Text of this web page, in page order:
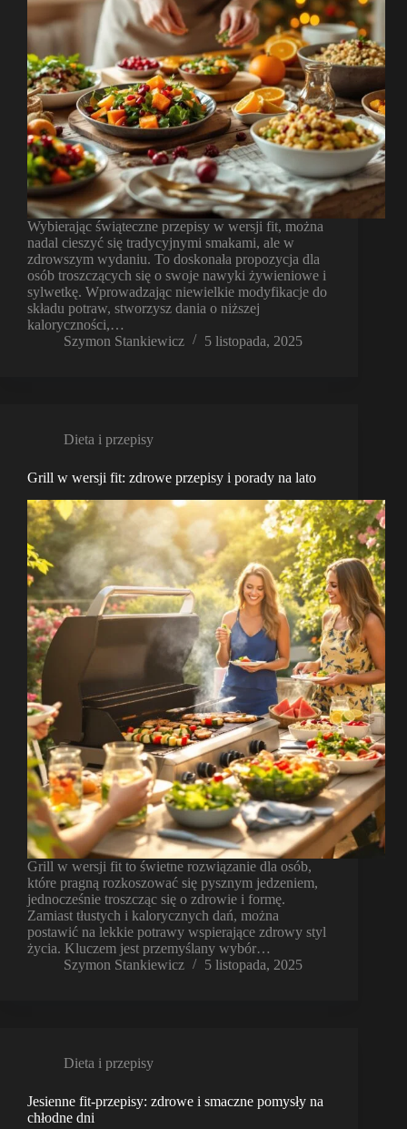
Wybierając świąteczne przepisy w wersji fit, można
nadal cieszyć się tradycyjnymi smakami, ale w
zdrowszym wydaniu. To doskonała propozycja dla
osób troszczących się o swoje nawyki żywieniowe i
sylwetkę. Wprowadzając niewielkie modyfikacje do
składu potraw, stworzysz dania o niższej
kaloryczności,…
Szymon Stankiewicz
5 listopada, 2025
Dieta i przepisy
Grill w wersji fit: zdrowe przepisy i porady na lato
Grill w wersji fit to świetne rozwiązanie dla osób,
które pragną rozkoszować się pysznym jedzeniem,
jednocześnie troszcząc się o zdrowie i formę.
Zamiast tłustych i kalorycznych dań, można
postawić na lekkie potrawy wspierające zdrowy styl
życia. Kluczem jest przemyślany wybór…
Szymon Stankiewicz
5 listopada, 2025
Dieta i przepisy
Jesienne fit-przepisy: zdrowe i smaczne pomysły na
chłodne dni